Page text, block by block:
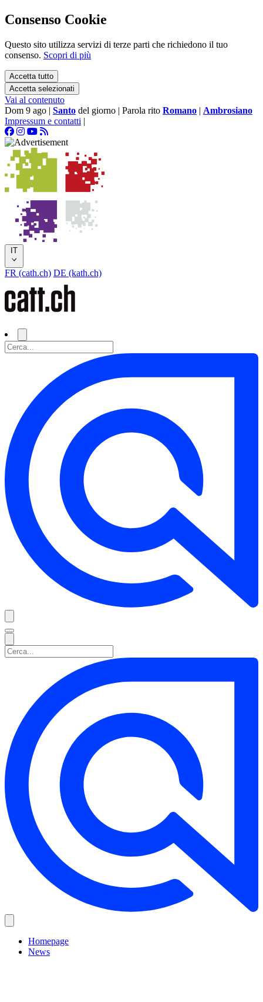
Consenso Cookie
Questo sito utilizza servizi di terze parti che richiedono il tuo
consenso. Scopri di più
Accetta tutto
Accetta selezionati
Vai al contenuto
Dom 9 ago | Santo del giorno | Parola rito Romano | Ambrosiano
Impressum e contatti |
IT
FR (cath.ch) DE (kath.ch)
Homepage
News